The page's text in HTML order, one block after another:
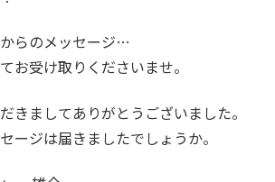
らのメッセージ…
お受け取りくださいませ。
きましてありがとうございました。
ージは届きましたでしょうか。